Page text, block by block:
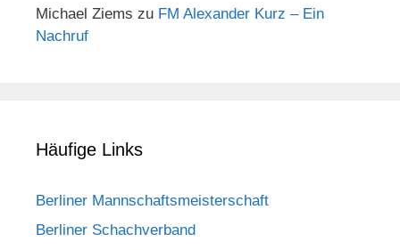
Michael Ziems zu FM Alexander Kurz – Ein
Nachruf
Häufige Links
Berliner Mannschaftsmeisterschaft
Berliner Schachverband